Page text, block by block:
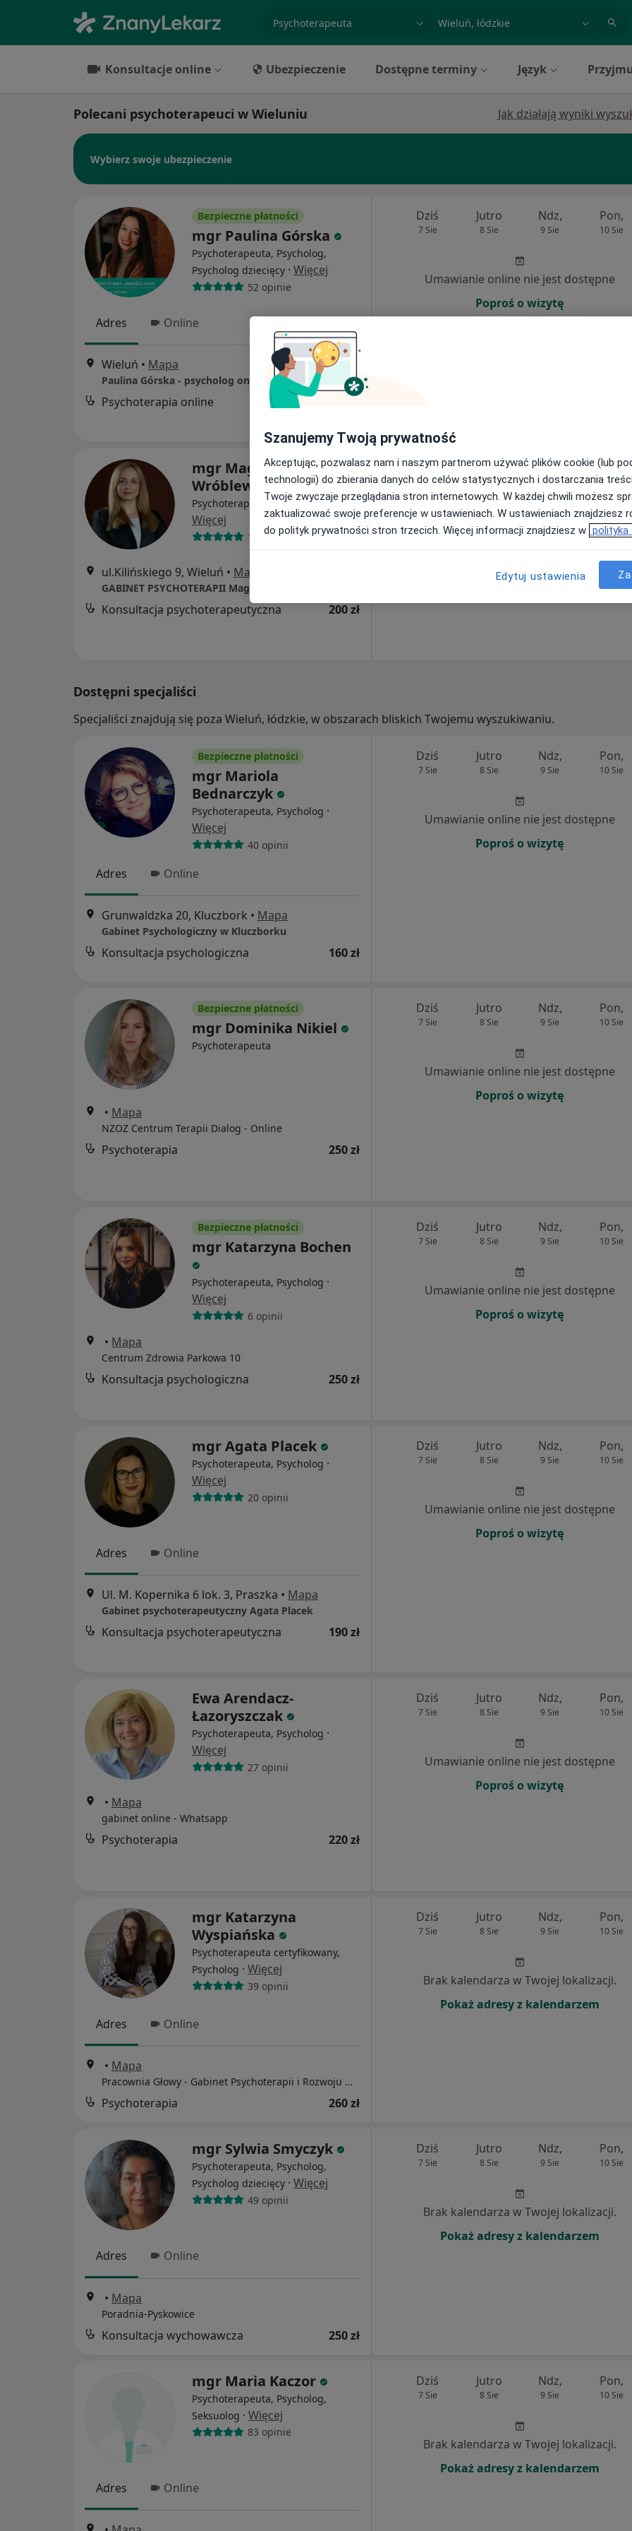
miasto lub dzielnica
Konsultacje online Ubezpieczenie Dostępne terminy Język
Polecani psychoterapeuci w Wieluniu Jak działają wyniki
Wybierz swoje ubezpieczenie
Bezpieczne płatności
mgr Paulina Górska
Psychoterapeuta, Psycholog,
Psycholog dziecięcy · Więcej
52 opinie
Adres Online
Wieluń • Mapa
Paulina Górska - psycholog online
Psychoterapia online
Dziś
7 Sie
Jutro
8 Sie
Ndz,
9 Sie
Pon,
10 Sie
Umawianie online nie jest dostępne
Poproś o wizytę
mgr Magdalena
Wróblewska
Psychoterapeuta, Psycholog·
Więcej
11 opinii
ul.Kilińskiego 9, Wieluń • Mapa
GABINET PSYCHOTERAPII Magdalena Wróblewska
Konsultacja psychoterapeutyczna 200 zł
Dziś
7 Sie
Jutro
8 Sie
Ndz,
9 Sie
Pon,
10 Sie
Umawianie online nie jest dostępne
Dostępni specjaliści
Specjaliści znajdują się poza Wieluń, łódzkie, w obszarach bliskich Twojemu wyszukiwaniu.
Bezpieczne płatności
mgr Mariola
Bednarczyk
Psychoterapeuta, Psycholog ·
Więcej
40 opinii
Adres Online
Grunwaldzka 20, Kluczbork • Mapa
Gabinet Psychologiczny w Kluczborku
Konsultacja psychologiczna 160 zł
Dziś
7 Sie
Jutro
8 Sie
Ndz,
9 Sie
Pon,
10 Sie
Umawianie online nie jest dostępne
Poproś o wizytę
Bezpieczne płatności
mgr Dominika Nikiel
Psychoterapeuta
• Mapa
NZOZ Centrum Terapii Dialog - Online
Psychoterapia 250 zł
Dziś
7 Sie
Jutro
8 Sie
Ndz,
9 Sie
Pon,
10 Sie
Umawianie online nie jest dostępne
Poproś o wizytę
Bezpieczne płatności
mgr Katarzyna Bochen
Psychoterapeuta, Psycholog ·
Więcej
6 opinii
• Mapa
Centrum Zdrowia Parkowa 10
Konsultacja psychologiczna 250 zł
Dziś
7 Sie
Jutro
8 Sie
Ndz,
9 Sie
Pon,
10 Sie
Umawianie online nie jest dostępne
Poproś o wizytę
mgr Agata Placek
Psychoterapeuta, Psycholog ·
Więcej
20 opinii
Adres Online
Ul. M. Kopernika 6 lok. 3, Praszka • Mapa
Gabinet psychoterapeutyczny Agata Placek
Konsultacja psychoterapeutyczna 190 zł
Dziś
7 Sie
Jutro
8 Sie
Ndz,
9 Sie
Pon,
10 Sie
Umawianie online nie jest dostępne
Poproś o wizytę
Ewa Arendacz-
Łazoryszczak
Psychoterapeuta, Psycholog ·
Więcej
27 opinii
• Mapa
gabinet online - Whatsapp
Psychoterapia 220 zł
Dziś
7 Sie
Jutro
8 Sie
Ndz,
9 Sie
Pon,
10 Sie
Umawianie online nie jest dostępne
Poproś o wizytę
mgr Katarzyna
Wyspiańska
Psychoterapeuta certyfikowany,
Psycholog · Więcej
39 opinii
Adres Online
• Mapa
Pracownia Głowy - Gabinet Psychoterapii i Rozwoju Osobistego online
Psychoterapia 260 zł
Dziś
7 Sie
Jutro
8 Sie
Ndz,
9 Sie
Pon,
10 Sie
Brak kalendarza w Twojej lokalizacji.
Pokaż adresy z kalendarzem
mgr Sylwia Smyczyk
Psychoterapeuta, Psycholog,
Psycholog dziecięcy · Więcej
49 opinii
Adres Online
• Mapa
Poradnia-Pyskowice
Konsultacja wychowawcza 250 zł
Dziś
7 Sie
Jutro
8 Sie
Ndz,
9 Sie
Pon,
10 Sie
Brak kalendarza w Twojej lokalizacji.
Pokaż adresy z kalendarzem
mgr Maria Kaczor
Psychoterapeuta, Psycholog,
Seksuolog · Więcej
83 opinie
Adres Online
Dziś
7 Sie
Jutro
8 Sie
Ndz,
9 Sie
Pon,
10 Sie
Brak kalendarza w Twojej lokalizacji.
Pokaż adresy z kalendarzem
Szanujemy Twoją prywatność
Akceptując, pozwalasz nam i naszym partnerom używać plików cookie (lub
technologii) do zbierania danych do celów statystycznych i dostarczania
Twoje zwyczaje przeglądania stron internetowych. W każdej chwili możesz
zaktualizować swoje preferencje w ustawieniach. W ustawieniach znajdziesz
do polityk prywatności stron trzecich. Więcej informacji znajdziesz w polityka
Edytuj ustawienia